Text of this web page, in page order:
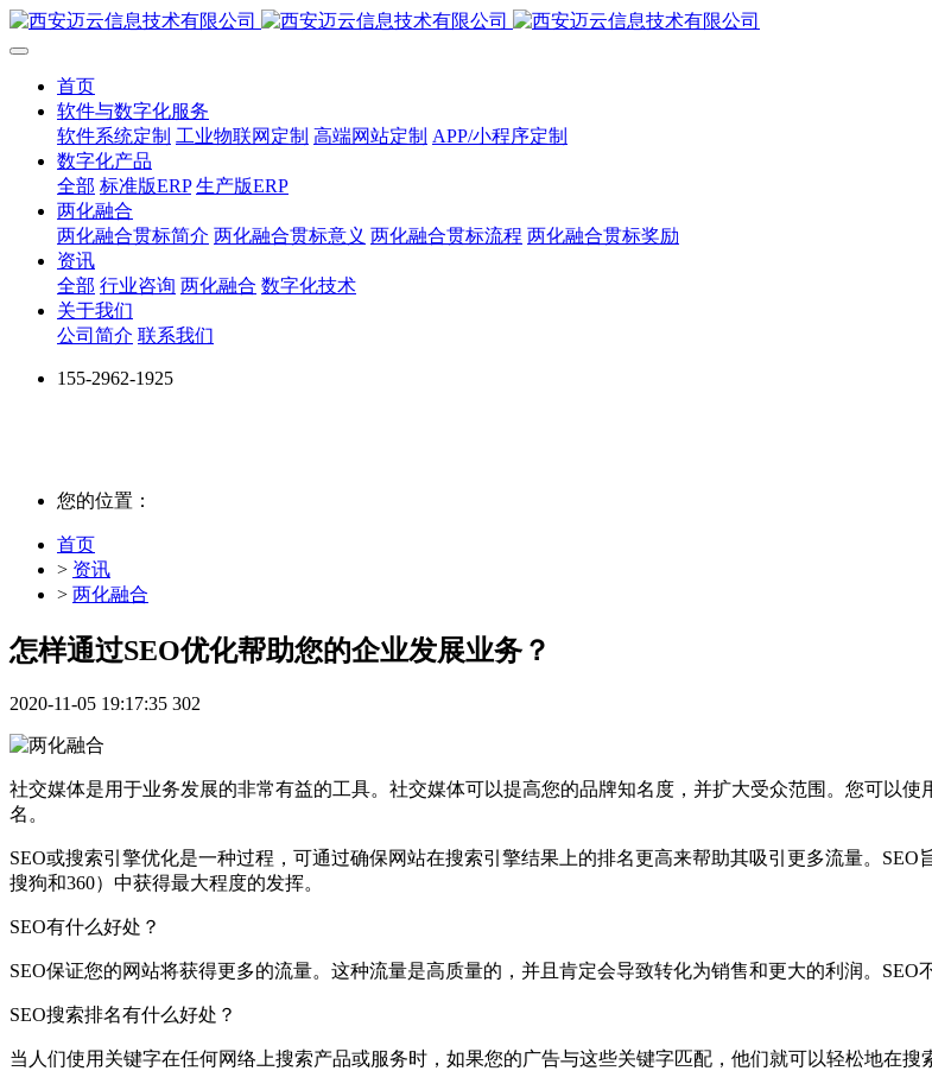
首页
软件与数字化服务
软件系统定制 工业物联网定制 高端网站定制 APP/小程序定制
数字化产品
全部 标准版ERP 生产版ERP
两化融合
两化融合贯标简介 两化融合贯标意义 两化融合贯标流程 两化融合贯标奖励
资讯
全部 行业咨询 两化融合 数字化技术
关于我们
公司简介 联系我们
155-2962-1925
您的位置：
首页
> 资讯
> 两化融合
怎样通过SEO优化帮助您的企业发展业务？
2020-11-05 19:17:35 302
社交媒体是用于业务发展的非常有益的工具。社交媒体可以提高您的品牌知名度，并扩大受众范围。您可以
名。
SEO或搜索引擎优化是一种过程，可通过确保网站在搜索引擎结果上的排名更高来帮助其吸引更多流量。
搜狗和360）中获得最大程度的发挥。
SEO有什么好处？
SEO保证您的网站将获得更多的流量。这种流量是高质量的，并且肯定会导致转化为销售和更大的利润。SEO
SEO搜索排名有什么好处？
当人们使用关键字在任何网络上搜索产品或服务时，如果您的广告与这些关键字匹配，他们就可以轻松地在搜